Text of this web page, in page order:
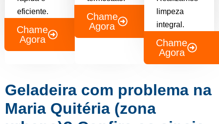
eficiente.
Chame
Agora
Chame
Agora
limpeza
integral.
Chame
Agora
Geladeira com problema na
Maria Quitéria (zona